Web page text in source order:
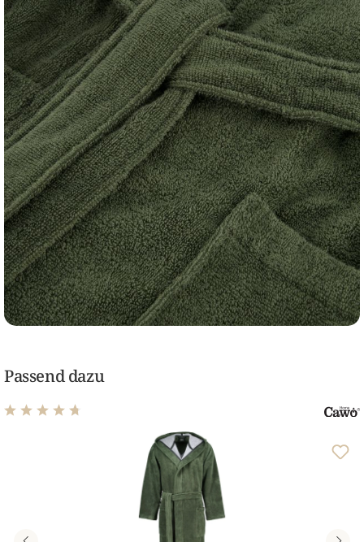
Passend dazu
Durchschnittliche Bewertung von 4.65 von 5 Sternen